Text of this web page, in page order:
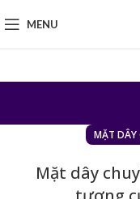
MENU
MẶT DÂY
Mặt dây